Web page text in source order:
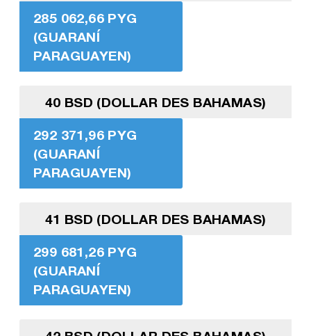
285 062,66 PYG
(GUARANÍ
PARAGUAYEN)
40 BSD (DOLLAR DES BAHAMAS)
292 371,96 PYG
(GUARANÍ
PARAGUAYEN)
41 BSD (DOLLAR DES BAHAMAS)
299 681,26 PYG
(GUARANÍ
PARAGUAYEN)